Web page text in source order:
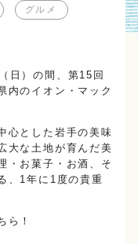
グルメ
日）の間、第15回
内のイオン・マック
心とした岩手の美味
大な土地が育んだ美
・お菓子・お酒、そ
、1年に1度の貴重
ら！